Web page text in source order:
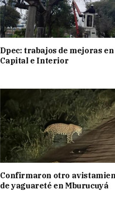
Dpec: trabajos de mejoras en
Capital e Interior
Confirmaron otro
de yaguareté en Mburucuyá